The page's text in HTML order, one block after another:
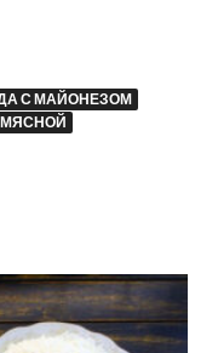
С МАЙОНЕЗОМ
МЯСНОЙ